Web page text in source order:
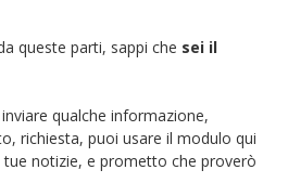
queste parti, sappi che sei il
qualche informazione,
richiesta, puoi usare il modulo qui
notizie, e prometto che proverò